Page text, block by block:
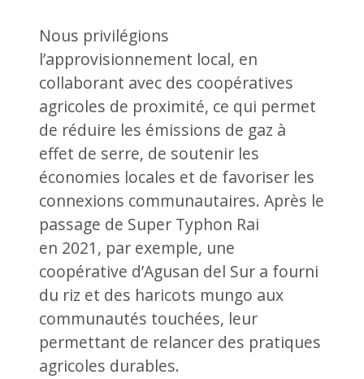
Nous privilégions
l’approvisionnement local, en
collaborant avec des coopératives
agricoles de proximité, ce qui permet
de réduire les émissions de gaz à
effet de serre, de soutenir les
économies locales et de favoriser les
connexions communautaires. Après le
passage de Super Typhon Rai
en 2021, par exemple, une
coopérative d’Agusan del Sur a fourni
du riz et des haricots mungo aux
communautés touchées, leur
permettant de relancer des pratiques
agricoles durables.